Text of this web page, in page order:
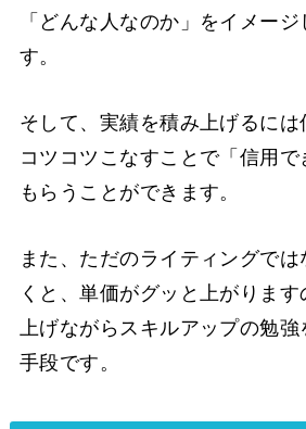
「どんな人なのか」をイメー
す。
そして、実績を積み上げるには
コツコツこなすことで「信用で
もらうことができます。
また、ただのライティングで
くと、単価がグッと上がりま
上げながらスキルアップの勉
手段です。